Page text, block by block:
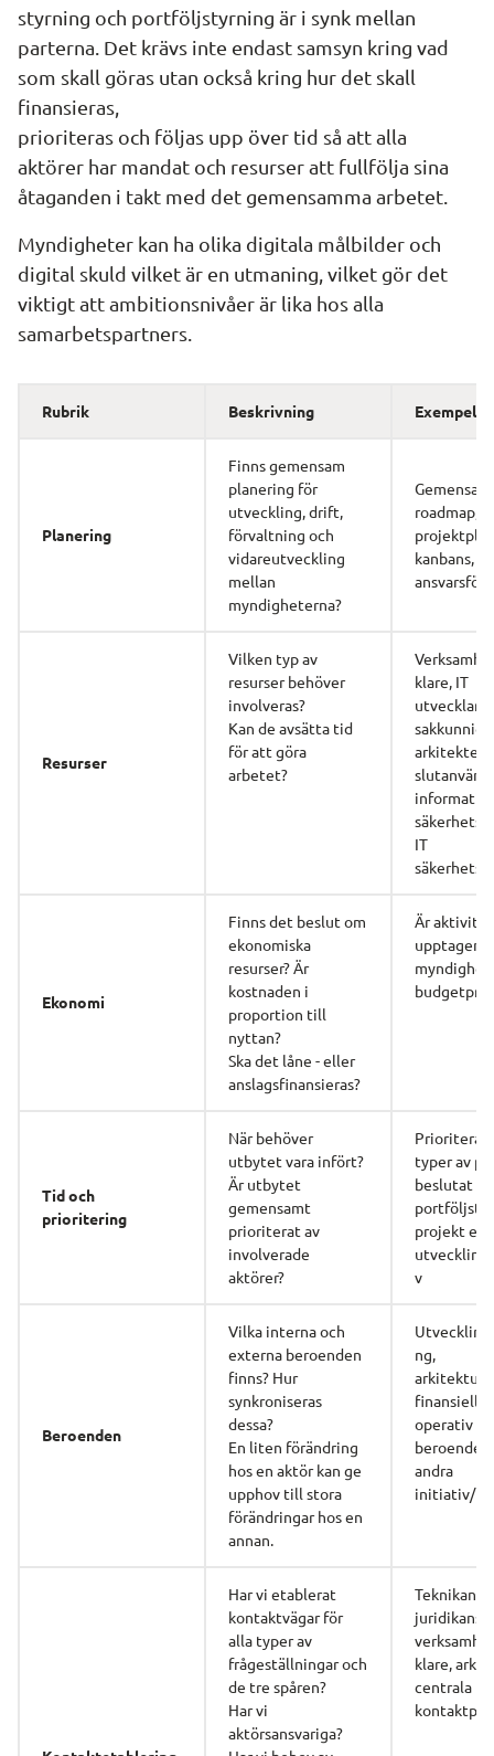
styrning och portföljstyrning är i synk mellan
parterna. Det krävs inte endast samsyn kring vad
som skall göras utan också kring hur det skall
finansieras,
prioriteras och följas upp över tid så att alla
aktörer har mandat och resurser att fullfölja sina
åtaganden i takt med det gemensamma arbetet.
Myndigheter kan ha olika digitala målbilder och
digital skuld vilket är en utmaning, vilket gör det
viktigt att ambitionsnivåer är lika hos alla
samarbetspartners.
Rubrik Beskrivning Exempel
Planering
Finns gemensam
planering för
utveckling, drift,
förvaltning och
vidareutveckling
mellan
myndigheterna?
Gemensam
roadmap,
kanbans,
Resurser
Vilken typ av
resurser behöver
involveras?
Kan de avsätta tid
för att göra
arbetet?
klare, IT
utvecklare,
sakkunniga,
arkitekter,
IT
Ekonomi
Finns det beslut om
ekonomiska
resurser? Är
kostnaden i
proportion till
nyttan?
Ska det låne - eller
anslagsfinansieras?
Är
upptagen i
Tid och
prioritering
När behöver
utbytet vara infört?
Är utbytet
gemensamt
prioriterat av
involverade
aktörer?
Prioriterat
typer av
beslutat i
projekt
v
Beroenden
Vilka interna och
externa beroenden
finns? Hur
synkroniseras
dessa?
En liten förändring
hos en aktör kan ge
upphov till stora
förändringar hos en
annan.
ng,
finansiell
operativ
andra
initiativ/
Har vi etablerat
kontaktvägar för
alla typer av
frågeställningar och
de tre spåren?
Har vi
aktörsansvariga?
klare,
centrala